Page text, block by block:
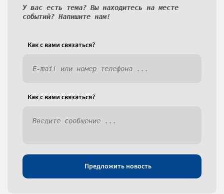
У вас есть тема? Вы находитесь на месте
событий? Напишите нам!
Как c вами связаться?
Как c вами связаться?
Предложить новость